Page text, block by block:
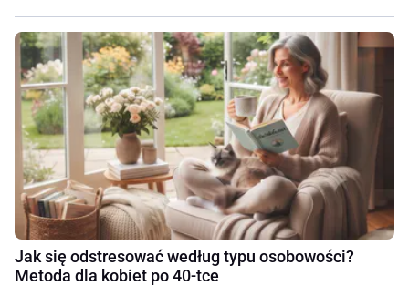
Jak się odstresować według typu osobowości?
Metoda dla kobiet po 40-tce